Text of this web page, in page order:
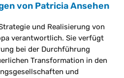
von Patricia Ansehen
und Realisierung von
verantwortlich. Sie verfügt
bei der Durchführung
Transformation in den
und